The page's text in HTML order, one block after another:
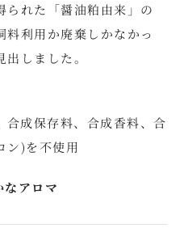
られた「醤油粕由来」の
料利用か廃棄しかなかっ
しました。
成保存料、合成香料、合
ン)を不使用
アロマ